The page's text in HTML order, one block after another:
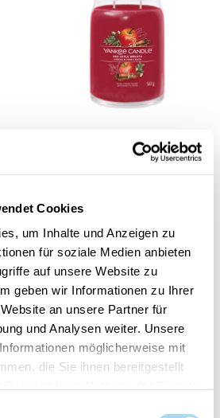
Cookies
um Inhalte und Anzeigen zu
für soziale Medien anbieten
auf unsere Website zu
geben wir Informationen zu Ihrer
an unsere Partner für
und Analysen weiter. Unsere
möglicherweise mit
die Sie ihnen bereitgestellt
Red Apple Wreath
Signature Large Jar
CHF 36.90
Red Apple Wreath